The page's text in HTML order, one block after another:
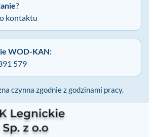
?
kontaktu
WOD-KAN:
579
czynna zgodnie z godzinami pracy.